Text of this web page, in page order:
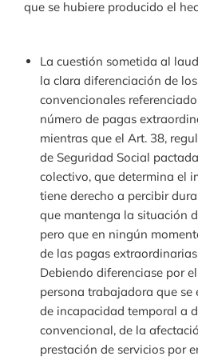
que se hubiere producido el
La cuestión sometida al
la clara diferenciación de
convencionales
número de pagas
mientras que el Art. 38,
de Seguridad Social
colectivo, que determina el
tiene derecho a percibir
que mantenga la situación
pero que en ningún
de las pagas
Debiendo diferenciase por
persona trabajadora que se
de incapacidad temporal a
convencional, de la
prestación de servicios por